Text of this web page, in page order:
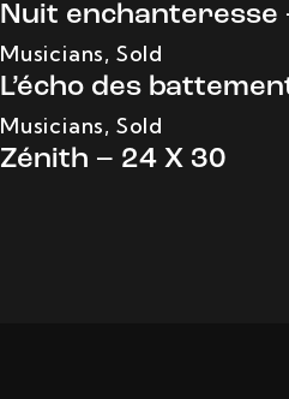
Nuit enchanteresse
Musicians, Sold
L’écho des
Musicians, Sold
Zénith – 24 X 30